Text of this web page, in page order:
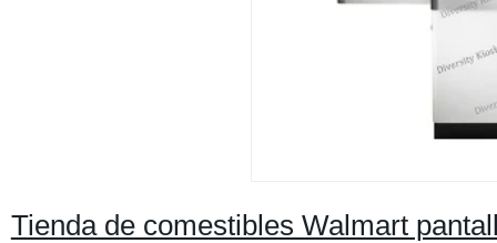
Tienda de comestibles Walmart